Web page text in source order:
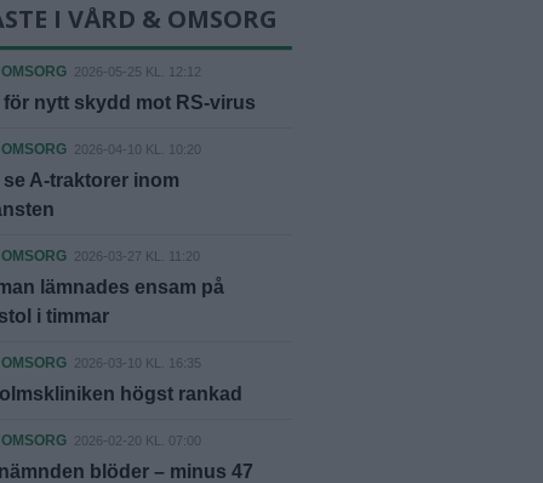
I VÅRD & OMSORG
2026-05-25 KL. 12:12
för nytt skydd mot RS-virus
2026-04-10 KL. 10:20
se A-traktorer inom
2026-03-27 KL. 11:20
lämnades ensam på
i timmar
2026-03-10 KL. 16:35
högst rankad
2026-02-20 KL. 07:00
blöder – minus 47